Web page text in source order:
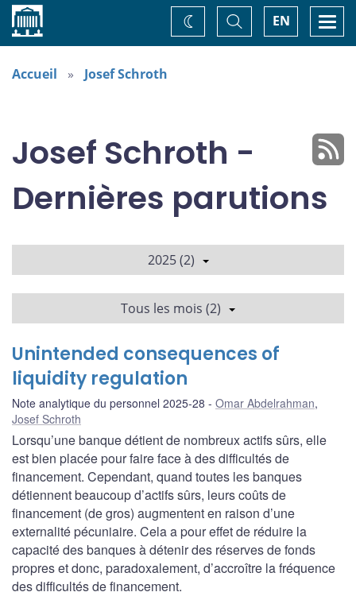
Accueil EN
Basculer
la
recherche
Changez
de
Accueil Josef Schroth
Josef Schroth -
Dernières parutions
2025 (2)
Tous les mois (2)
Unintended consequences of
liquidity regulation
Note analytique du personnel 2025-28 Omar Abdelrahman,
Josef Schroth
Lorsqu’une banque détient de nombreux actifs sûrs, elle
est bien placée pour faire face à des difficultés de
financement. Cependant, quand toutes les banques
détiennent beaucoup d’actifs sûrs, leurs coûts de
financement (de gros) augmentent en raison d’une
externalité pécuniaire. Cela a pour effet de réduire la
capacité des banques à détenir des réserves de fonds
propres et donc, paradoxalement, d’accroître la fréquence
des difficultés de financement.